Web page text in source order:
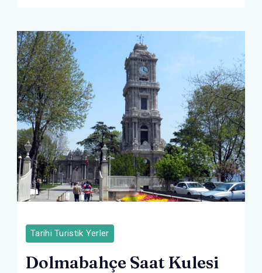
Tarihi Turistik Yerler
Dolmabahçe Saat Kulesi